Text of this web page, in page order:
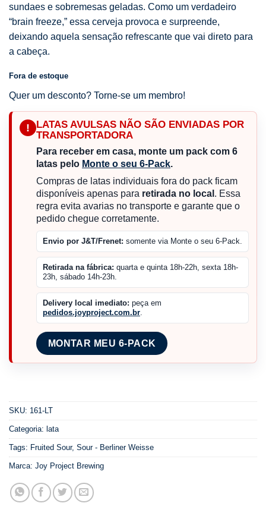
sundaes e sobremesas geladas. Como um verdadeiro
“brain freeze,” essa cerveja provoca e surpreende,
deixando aquela sensação refrescante que vai direto para
a cabeça.
Fora de estoque
Quer um desconto? Torne-se um membro!
!
LATAS AVULSAS NÃO SÃO ENVIADAS POR
TRANSPORTADORA
Para receber em casa, monte um pack com 6
latas pelo Monte o seu 6-Pack.
Compras de latas individuais fora do pack ficam
disponíveis apenas para retirada no local . Essa
regra evita avarias no transporte e garante que o
pedido chegue corretamente.
Envio por J&T/Frenet: somente via Monte o seu 6-Pack.
Retirada na fábrica: quarta e quinta 18h-22h, sexta 18h-
23h, sábado 14h-23h.
Delivery local imediato: peça em
pedidos.joyproject.com.br.
MONTAR MEU 6-PACK
SKU: 161-LT
Categoria: lata
Tags: Fruited Sour, Sour - Berliner Weisse
Marca: Joy Project Brewing